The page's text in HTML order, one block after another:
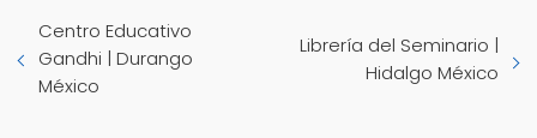
Centro Educativo
Gandhi | Durango
México
Librería del Seminario |
Hidalgo México